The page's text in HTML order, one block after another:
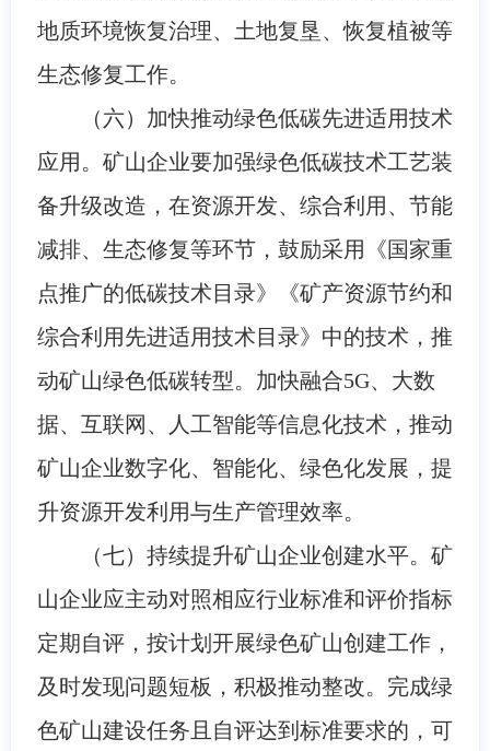
地质环境恢复治理、土地复垦、恢复植被等
生态修复工作。
（六）加快推动绿色低碳先进适用技术
应用。矿山企业要加强绿色低碳技术工艺装
备升级改造，在资源开发、综合利用、节能
减排、生态修复等环节，鼓励采用《国家重
点推广的低碳技术目录》《矿产资源节约和
综合利用先进适用技术目录》中的技术，推
动矿山绿色低碳转型。加快融合5G、大数
据、互联网、人工智能等信息化技术，推动
矿山企业数字化、智能化、绿色化发展，提
升资源开发利用与生产管理效率。
（七）持续提升矿山企业创建水平。矿
山企业应主动对照相应行业标准和评价指标
定期自评，按计划开展绿色矿山创建工作，
及时发现问题短板，积极推动整改。完成绿
色矿山建设任务且自评达到标准要求的，可